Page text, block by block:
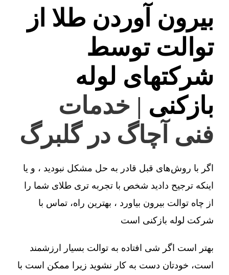
بیرون آوردن طلا از
توالت توسط
شرکتهای لوله
بازکنی | خدمات
فنی آچاگ در گلبرگ
اگر با روش‌های قبل قادر به حل مشکل نبودید ، و یا
اینکه ترجیح دادید شخص با تجربه تری طلای شما را
از چاه توالت بیرون بیاورد ، بهترین راه، تماس با
شرکت لوله بازکنی است
بهتر است اگر شی افتاده به توالت بسیار ارزشمند
است، خودتان دست به کار نشوید زیرا ممکن است با